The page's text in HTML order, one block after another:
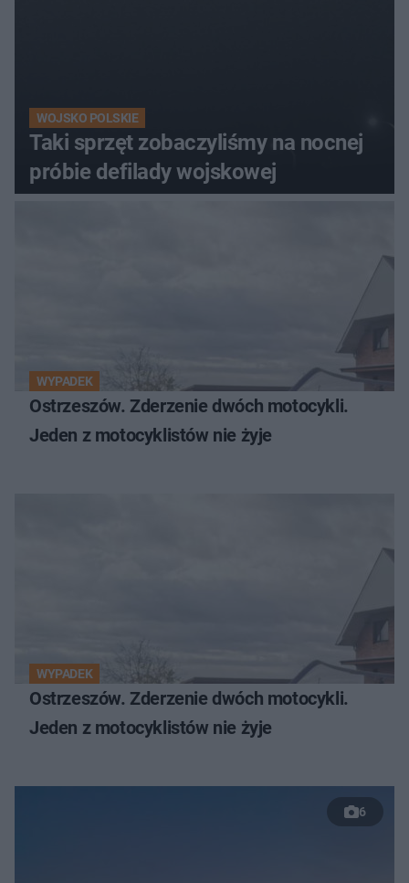
WOJSKO POLSKIE
Taki sprzęt zobaczyliśmy na nocnej
próbie defilady wojskowej
WYPADEK
Ostrzeszów. Zderzenie dwóch motocykli.
Jeden z motocyklistów nie żyje
WYPADEK
Ostrzeszów. Zderzenie dwóch motocykli.
Jeden z motocyklistów nie żyje
6